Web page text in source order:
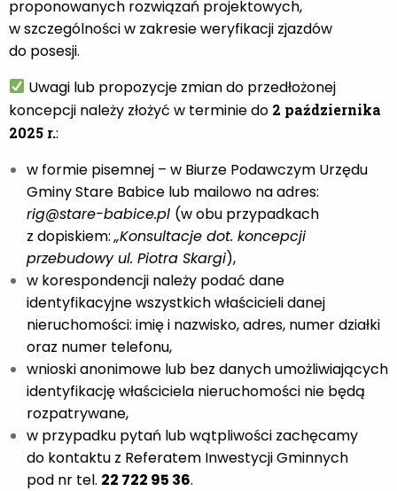
proponowanych rozwiązań projektowych,
w szczególności w zakresie weryfikacji zjazdów
do posesji.
Uwagi lub propozycje zmian do przedłożonej
koncepcji należy złożyć w terminie do 2 października
2025 r.:
w formie pisemnej – w Biurze Podawczym Urzędu
Gminy Stare Babice lub mailowo na adres:
rig@stare-babice.pl (w obu przypadkach
z dopiskiem:„Konsultacje dot. koncepcji
przebudowy ul. Piotra Skargi),
w korespondencji należy podać dane
identyfikacyjne wszystkich właścicieli danej
nieruchomości: imię i nazwisko, adres, numer działki
oraz numer telefonu,
wnioski anonimowe lub bez danych umożliwiających
identyfikację właściciela nieruchomości nie będą
rozpatrywane,
w przypadku pytań lub wątpliwości zachęcamy
do kontaktu z Referatem Inwestycji Gminnych
pod nr tel. 22 722 95 36.